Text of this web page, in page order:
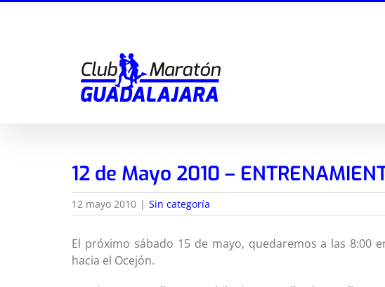
12 de Mayo 2010 –
12 mayo 2010 | Sin categoría
El próximo sábado 15 de mayo, quedaremos a las 8:00
hacia el Ocejón.